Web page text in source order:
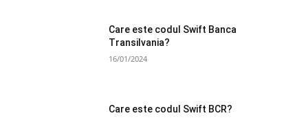
Care este codul Swift Banca
Transilvania?
16/01/2024
Care este codul Swift BCR?